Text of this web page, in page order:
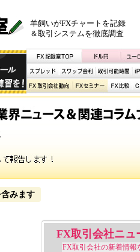
羊飼いがFXチャートを記録
＆取引システムを徹底調査
みます
FX取引会社ニュ
FX取引会社の新着情報